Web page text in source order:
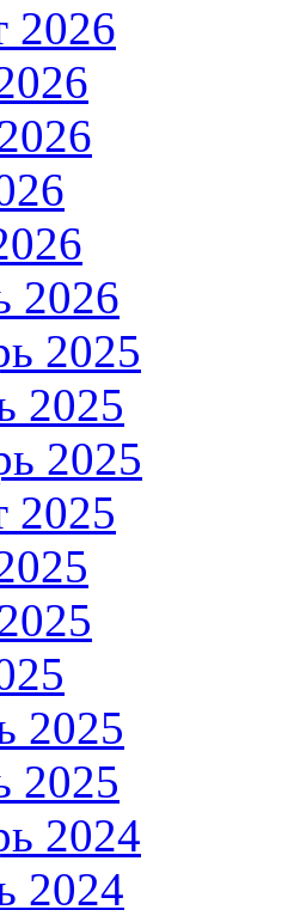
2026
2026
2025
2025
2025
2025
2025
2025
2024
2024